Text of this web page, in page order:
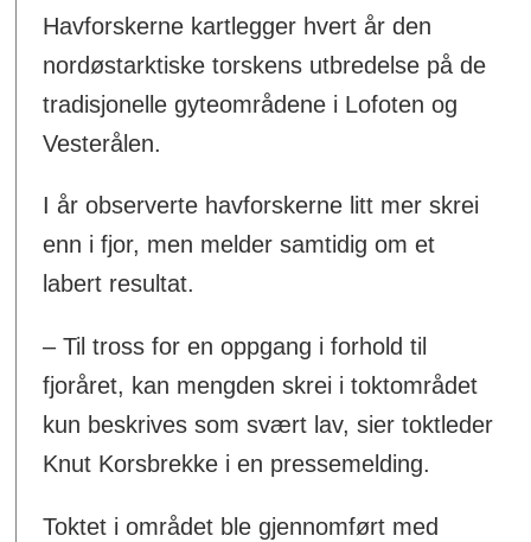
Havforskerne kartlegger hvert år den
nordøstarktiske torskens utbredelse på de
tradisjonelle gyteområdene i Lofoten og
Vesterålen.
I år observerte havforskerne litt mer skrei
enn i fjor, men melder samtidig om et
labert resultat.
– Til tross for en oppgang i forhold til
fjoråret, kan mengden skrei i toktområdet
kun beskrives som svært lav, sier toktleder
Knut Korsbrekke i en pressemelding.
Toktet i området ble gjennomført med